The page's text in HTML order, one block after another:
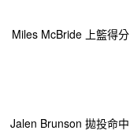
Jalen Brunson 拋投命中
Miles McBride 上籃得分